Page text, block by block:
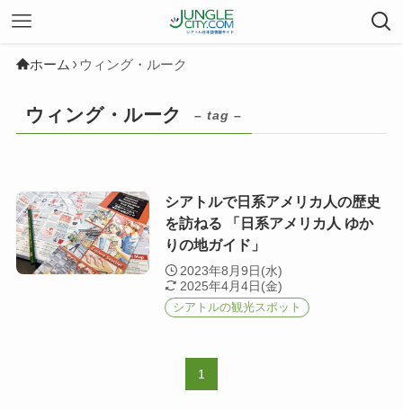
ホーム ウィング・ルーク
ウィング・ルーク – tag –
シアトルで日系アメリカ人の歴史
を訪ねる 「日系アメリカ人 ゆか
りの地ガイド」
2023年8月9日(水)
2025年4月4日(金)
シアトルの観光スポット
1